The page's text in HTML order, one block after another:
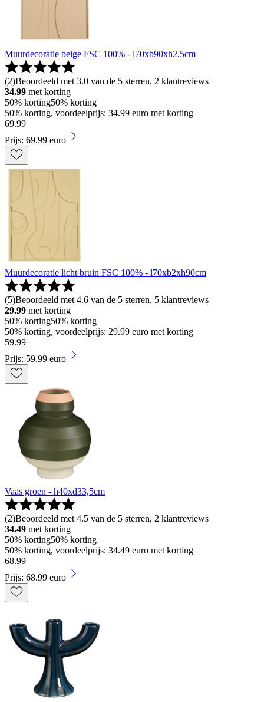
Muurdecoratie beige FSC 100% - l70xb90xh2,5cm
(2)Beoordeeld met 3.0 van de 5 sterren, 2 klantreviews
34.99 met korting
50% korting50% korting
50% korting, voordeelprijs: 34.99 euro met korting
69.99
Prijs: 69.99 euro
Muurdecoratie licht bruin FSC 100% - l70xb2xh90cm
(5)Beoordeeld met 4.6 van de 5 sterren, 5 klantreviews
29.99 met korting
50% korting50% korting
50% korting, voordeelprijs: 29.99 euro met korting
59.99
Prijs: 59.99 euro
Vaas groen - h40xd33,5cm
(2)Beoordeeld met 4.5 van de 5 sterren, 2 klantreviews
34.49 met korting
50% korting50% korting
50% korting, voordeelprijs: 34.49 euro met korting
68.99
Prijs: 68.99 euro